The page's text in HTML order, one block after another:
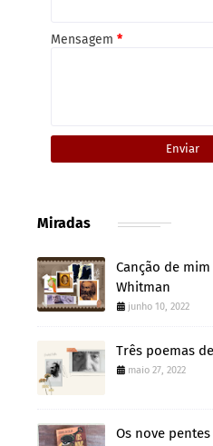
Mensagem *
Miradas
Canção de
Whitman
junho 10, 2022
Três poemas
maio 27, 2022
Os nove pentes